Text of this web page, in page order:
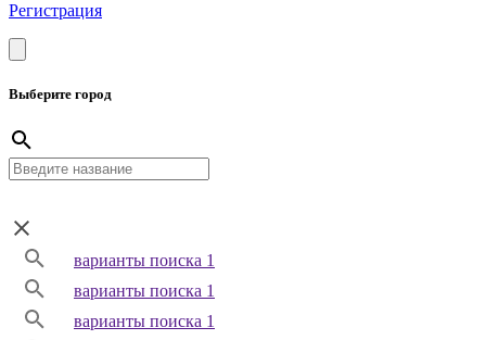
Регистрация
Выберите город
варианты поиска 1
варианты поиска 1
варианты поиска 1